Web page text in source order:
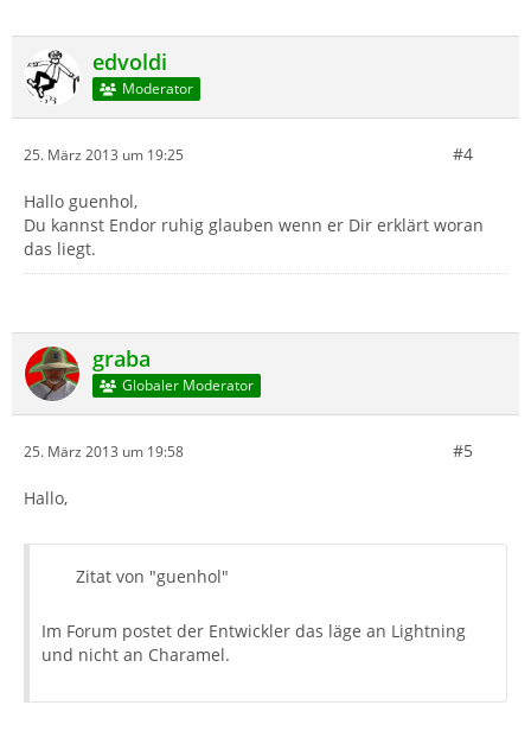
edvoldi
Moderator
25. März 2013 um 19:25 #4
Hallo guenhol,
Du kannst Endor ruhig glauben wenn er Dir erklärt woran
das liegt.
graba
Globaler Moderator
25. März 2013 um 19:58 #5
Hallo,
Zitat von "guenhol"
Im Forum postet der Entwickler das läge an Lightning
und nicht an Charamel.